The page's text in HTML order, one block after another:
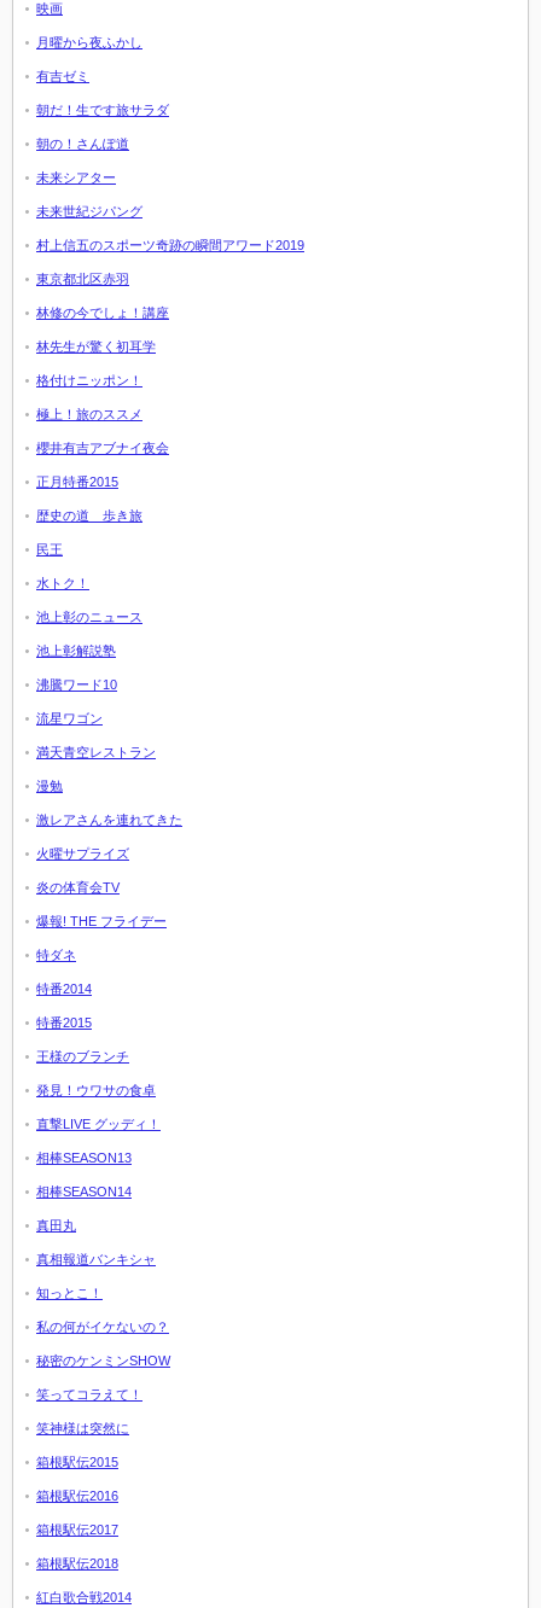
映画
月曜から夜ふかし
有吉ゼミ
朝だ！生です旅サラダ
朝の！さんぽ道
未来シアター
未来世紀ジパング
村上信五のスポーツ奇跡の瞬間アワード2019
東京都北区赤羽
林修の今でしょ！講座
林先生が驚く初耳学
格付けニッポン！
極上！旅のススメ
櫻井有吉アブナイ夜会
正月特番2015
歴史の道 歩き旅
民王
水トク！
池上彰のニュース
池上彰解説塾
沸騰ワード10
流星ワゴン
満天青空レストラン
漫勉
激レアさんを連れてきた
火曜サプライズ
炎の体育会TV
爆報! THE フライデー
特ダネ
特番2014
特番2015
王様のブランチ
発見！ウワサの食卓
直撃LIVE グッディ！
相棒SEASON13
相棒SEASON14
真田丸
真相報道バンキシャ
知っとこ！
私の何がイケないの？
秘密のケンミンSHOW
笑ってコラえて！
笑神様は突然に
箱根駅伝2015
箱根駅伝2016
箱根駅伝2017
箱根駅伝2018
紅白歌合戦2014